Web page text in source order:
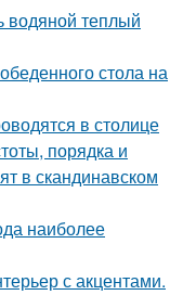
водяной теплый
стола на
в столице
порядка и
в скандинавском
наиболее
с акцентами.